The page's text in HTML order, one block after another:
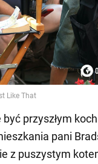
przyszłym
pani
z puszystym